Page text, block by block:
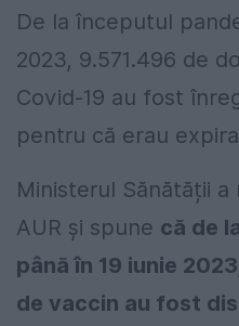
De la începutul
2023, 9.571.496 de
Covid-19 au fost
pentru că erau
Ministerul Sănătății
AUR și spune că de
până în 19 iunie
de vaccin au fost